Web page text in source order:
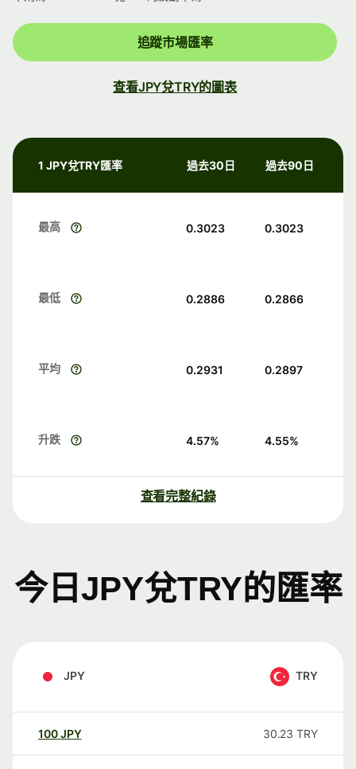
追蹤市場匯率
查看JPY兌TRY的圖表
1 JPY兌TRY匯率 過去30日 過去90日
最高 0.3023 0.3023
最低 0.2886 0.2866
平均 0.2931 0.2897
升跌 4.57% 4.55%
查看完整紀錄
今日JPY兌TRY的匯率
JPY TRY
100JPY 30.23 TRY